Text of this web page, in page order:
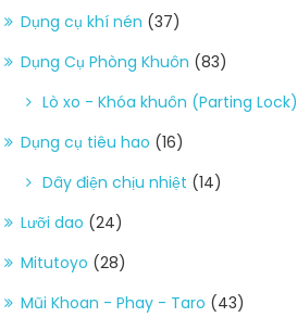
Dụng cụ khí nén (37)
Dụng Cụ Phòng Khuôn (83)
Lò xo - Khóa khuôn (Parting Lock)
Dụng cụ tiêu hao (16)
Dây điện chịu nhiệt (14)
Lưỡi dao (24)
Mitutoyo (28)
Mũi Khoan - Phay - Taro (43)